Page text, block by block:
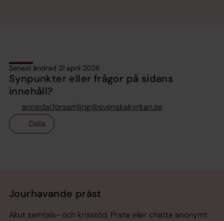
Senast ändrad 21 april 2026
Synpunkter eller frågor på sidans
innehåll?
annedal.forsamling@svenskakyrkan.se
Dela
Jourhavande präst
Akut samtals- och krisstöd. Prata eller chatta anonymt